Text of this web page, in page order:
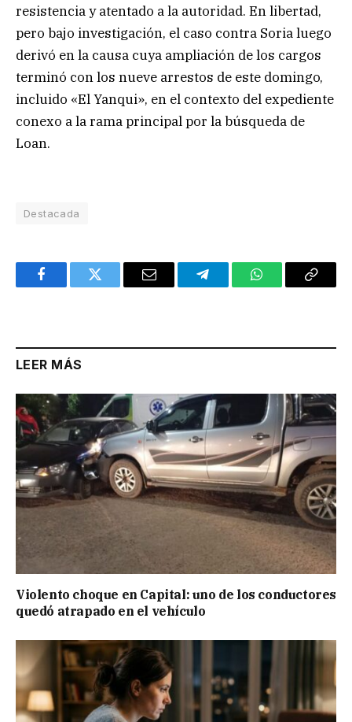
resistencia y atentado a la autoridad. En libertad,
pero bajo investigación, el caso contra Soria luego
derivó en la causa cuya ampliación de los cargos
terminó con los nueve arrestos de este domingo,
incluido «El Yanqui», en el contexto del expediente
conexo a la rama principal por la búsqueda de
Loan.
Destacada
FacebookTwitter Email TelegramWhatsAppCopy
LEER MÁS
Violento choque en Capital: uno de los conductores
quedó atrapado en el vehículo